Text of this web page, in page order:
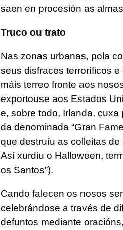
saen en procesión as
Truco ou trato
Nas zonas urbanas, pola
seus disfraces terroríficos
máis terreo fronte aos
exportouse aos Estados
e, sobre todo, Irlanda,
da denominada “Gran
que destruíu as colleitas
Así xurdiu o Halloween,
os Santos”).
Cando falecen os nosos
celebrándose a través de
defuntos mediante